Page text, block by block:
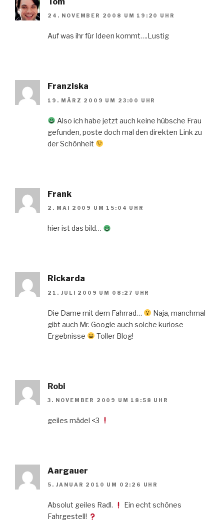
24. NOVEMBER 2008 UM 19:20 UHR
Auf was ihr für Ideen kommt….Lustig
Franziska
19. MÄRZ 2009 UM 23:00 UHR
Also ich habe jetzt auch keine hübsche Frau
gefunden, poste doch mal den direkten Link zu
der Schönheit
Frank
2. MAI 2009 UM 15:04 UHR
hier ist das bild…
Rickarda
21. JULI 2009 UM 08:27 UHR
Die Dame mit dem Fahrrad…
Naja, manchmal
gibt auch Mr. Google auch solche kuriose
Ergebnisse
Toller Blog!
Robi
3. NOVEMBER 2009 UM 18:58 UHR
geiles mädel <3
Aargauer
5. JANUAR 2010 UM 02:26 UHR
Absolut geiles Radl.
Ein echt schönes
Fahrgestell!